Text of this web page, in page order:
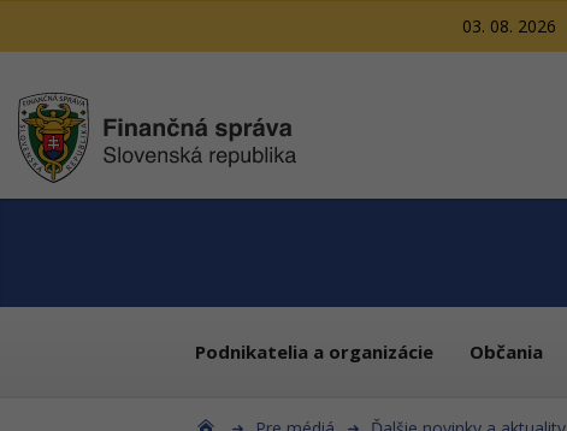
03. 08. 2026
Podnikatelia a organizácie Občania